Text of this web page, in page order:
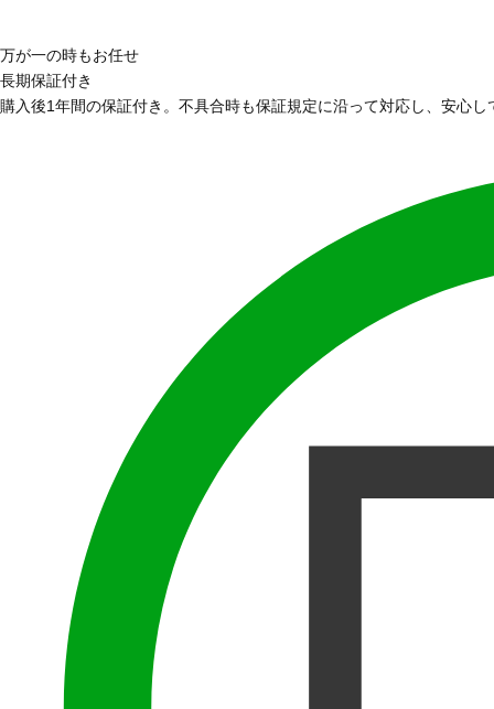
万が一の時もお任せ
長期保証付き
購入後1年間の保証付き。不具合時も保証規定に沿って対応し、安心